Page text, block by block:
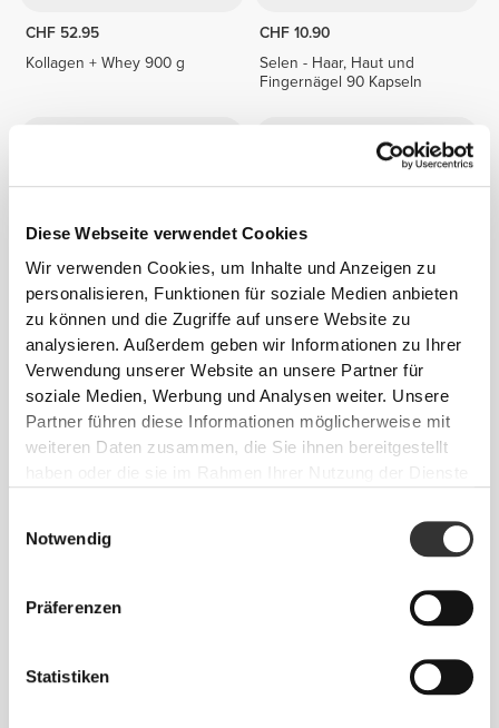
Diese Webseite verwendet Cookies
Wir verwenden Cookies, um Inhalte und Anzeigen zu
personalisieren, Funktionen für soziale Medien anbieten
zu können und die Zugriffe auf unsere Website zu
analysieren. Außerdem geben wir Informationen zu Ihrer
Verwendung unserer Website an unsere Partner für
soziale Medien, Werbung und Analysen weiter. Unsere
Partner führen diese Informationen möglicherweise mit
weiteren Daten zusammen, die Sie ihnen bereitgestellt
Notwendig
Präferenzen
Statistiken
CHF 52.95
Kollagen + Whey 900 g
CHF 10.90
Selen - Haar, Haut und
Fingernägel 90 Kapseln
CHF 15.00
Nachtkerze 3150 mg 60
Saw Palmetto Extract 60 caps
CHF 10.00